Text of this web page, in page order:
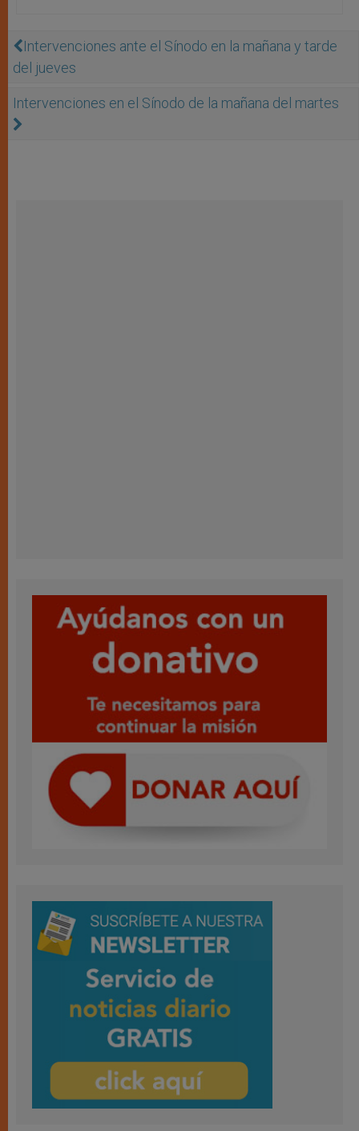
Intervenciones ante el Sínodo en la mañana y tarde
del jueves
Intervenciones en el Sínodo de la mañana del martes